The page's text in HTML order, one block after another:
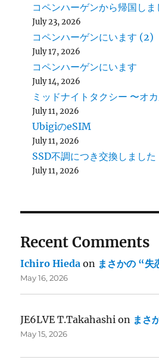
コペンハーゲンから帰国しま
July 23, 2026
コペンハーゲンにいます (2)
July 17, 2026
コペンハーゲンにいます
July 14, 2026
ミッドナイトタクシー 〜オ
July 11, 2026
UbigiのeSIM
July 11, 2026
SSD不調につき交換しました
July 11, 2026
Recent Comments
Ichiro Hieda on まさかの “失
May 16, 2026
JE6LVE T.Takahashi on まさ
May 15, 2026